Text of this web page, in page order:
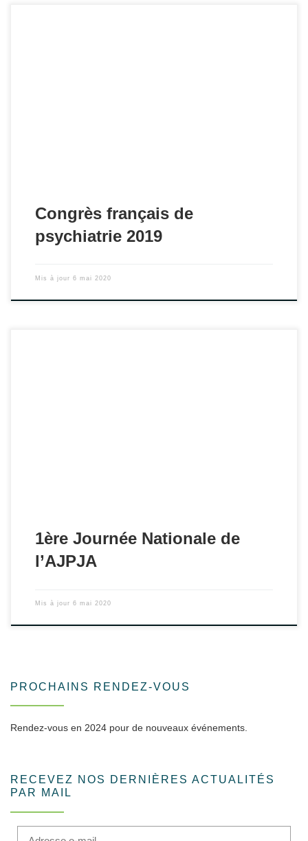
Congrès français de
psychiatrie 2019
Mis à jour 6 mai 2020
1ère Journée Nationale de
l’AJPJA
Mis à jour 6 mai 2020
PROCHAINS RENDEZ-VOUS
Rendez-vous en 2024 pour de nouveaux événements.
RECEVEZ NOS DERNIÈRES ACTUALITÉS
PAR MAIL